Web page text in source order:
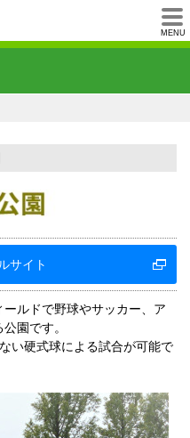
MENU
財団法人石川
サイト
ルドで野球やサッカー、ア
園です。
い硬式球による試合が可能で